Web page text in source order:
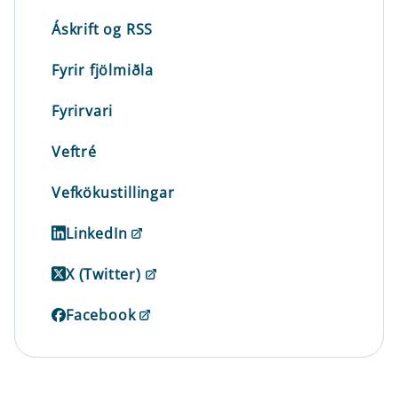
Áskrift og RSS
Fyrir fjölmiðla
Fyrirvari
Veftré
Vefkökustillingar
LinkedIn
X (Twitter)
Facebook